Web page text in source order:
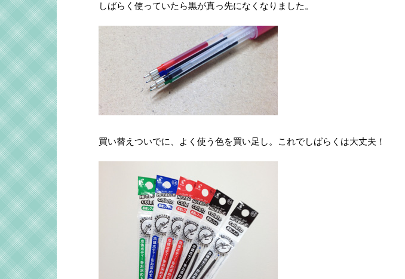
しばらく使っていたら黒が真っ先になくなりました。
買い替えついでに、よく使う色を買い足し。これでしばらくは大丈夫！